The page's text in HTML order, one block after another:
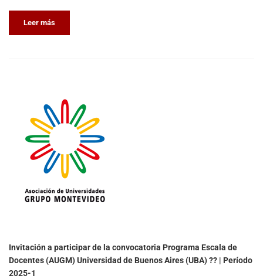
Leer más
Invitación a participar de la convocatoria Programa Escala de
Docentes (AUGM) Universidad de Buenos Aires (UBA) ?? | Período
2025-1